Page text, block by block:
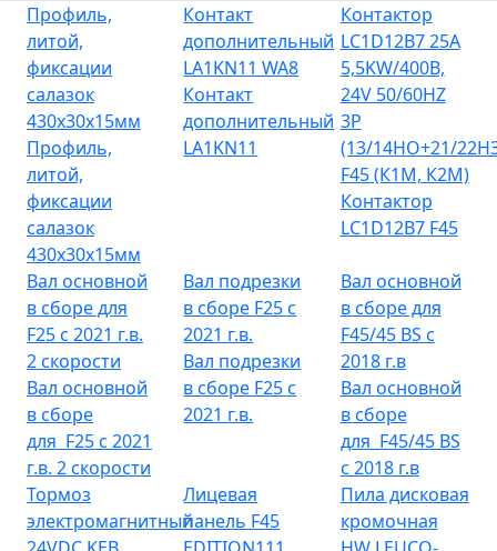
Профиль,
литой,
фиксации
салазок
430х30х15мм
Профиль,
литой,
фиксации
салазок
430х30х15мм
Контакт
дополнительный
LA1KN11 WA8
Контакт
дополнительный
LA1KN11
Контактор
LC1D12B7 25A
5,5KW/400B,
24V 50/60HZ
3P
(13/14НО+21/
F45 (К1М, К2М)
Контактор
LC1D12B7 F45
Вал основной
в сборе для
F25 с 2021 г.в.
2 скорости
Вал основной
в сборе
для F25 с 2021
г.в. 2 скорости
Вал подрезки
в сборе F25 c
2021 г.в.
Вал подрезки
в сборе F25 c
2021 г.в.
Вал основной
в сборе для
F45/45 BS с
2018 г.в
Вал основной
в сборе
для F45/45 BS
с 2018 г.в
Тормоз
электромагнитный
Лицевая
панель F45
Пила дисковая
кромочная